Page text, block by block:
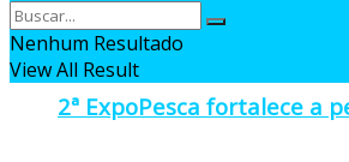
2ª ExpoPesca fortalece a
Nenhum Resultado
View All Result